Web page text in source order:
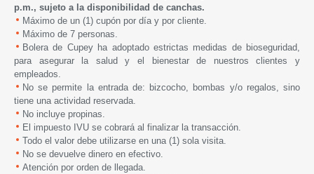
p.m., sujeto a la disponibilidad de canchas.
Máximo de un (1) cupón por día y por cliente.
Máximo de 7 personas.
Bolera de Cupeyha adoptado estrictas medidas de bioseguridad,
para asegurar la salud y el bienestar de nuestros clientes y
empleados.
No se permite la entrada de: bizcocho, bombas y/o regalos, sino
tiene una actividad reservada.
No incluye propinas.
El impuesto IVU se cobrará al finalizar la transacción.
Todo el valor debe utilizarse en una (1) sola visita.
No se devuelve dinero en efectivo.
Atención por orden de llegada.